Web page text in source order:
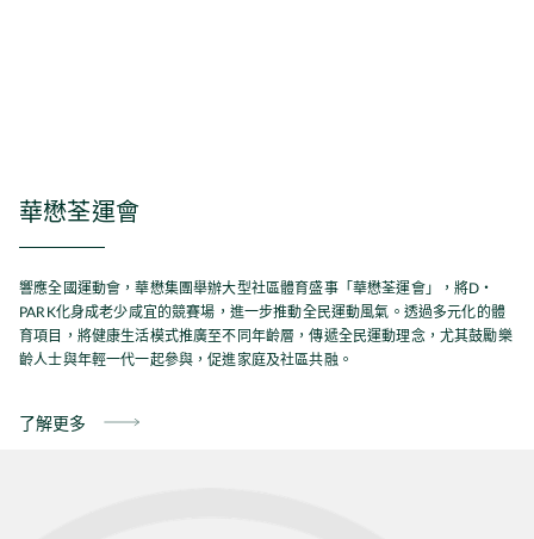
華懋荃運會
響應全國運動會，華懋集團舉辦大型社區體育盛事「華懋荃運會」，將D‧
PARK化身成老少咸宜的競賽場，進一步推動全民運動風氣。透過多元化的體
育項目，將健康生活模式推廣至不同年齡層，傳遞全民運動理念，尤其鼓勵樂
齡人士與年輕一代一起參與，促進家庭及社區共融。
了解更多